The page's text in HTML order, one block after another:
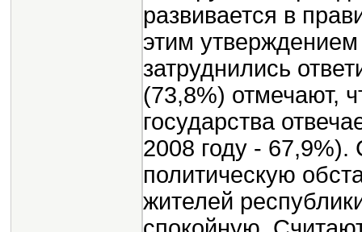
развивается в
этим
затруднились
(73,8%) отмечают,
государства
2008 году - 67,9%).
политическую
жителей